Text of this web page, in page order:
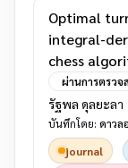
Optimal
integral-
chess
ผ่านการตรวจ
รัฐพล ดุลยะลา
บันทึกโดย: ดาวล
journal